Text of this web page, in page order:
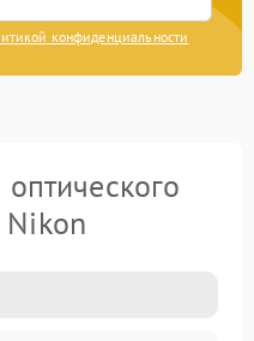
конфиденциальности
Nikon